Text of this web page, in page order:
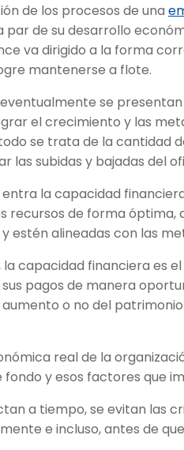
de los procesos de una
de su desarrollo
va dirigido a la forma
mantenerse a flote.
se
el crecimiento y las
se trata de la cantidad
las subidas y bajadas del
la capacidad
recursos de forma óptima,
estén alineadas con las
capacidad financiera es
pagos de manera
o no del
real de la
y esos factores que
a tiempo, se evitan las
e incluso, antes de